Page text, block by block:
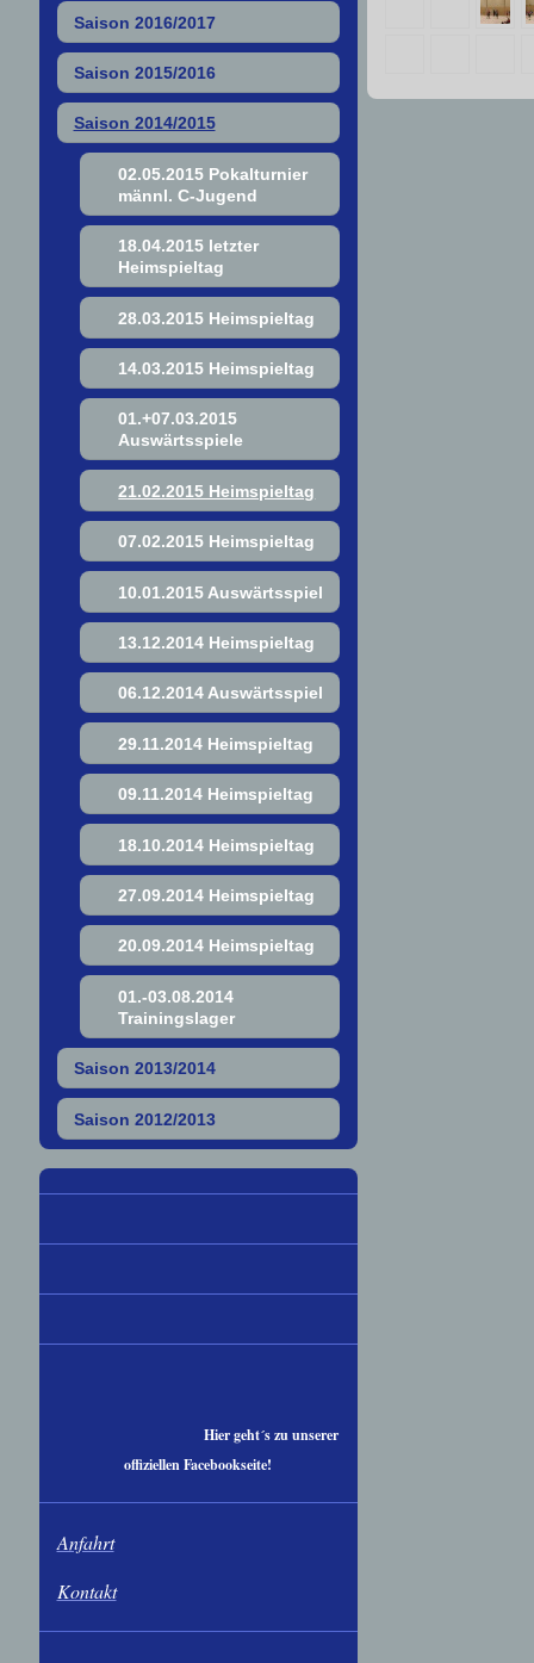
Saison 2016/2017
Saison 2015/2016
Saison 2014/2015
02.05.2015 Pokalturnier
männl. C-Jugend
18.04.2015 letzter
Heimspieltag
28.03.2015 Heimspieltag
14.03.2015 Heimspieltag
01.+07.03.2015
Auswärtsspiele
21.02.2015 Heimspieltag
07.02.2015 Heimspieltag
10.01.2015 Auswärtsspiel
13.12.2014 Heimspieltag
06.12.2014 Auswärtsspiel
29.11.2014 Heimspieltag
09.11.2014 Heimspieltag
18.10.2014 Heimspieltag
27.09.2014 Heimspieltag
20.09.2014 Heimspieltag
01.-03.08.2014
Trainingslager
Saison 2013/2014
Saison 2012/2013
Hier geht´s zu unserer
offiziellen Facebookseite!
Anfahrt
Kontakt